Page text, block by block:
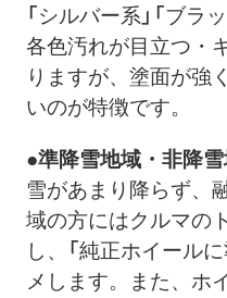
「シルバー系」「ブラ
各色汚れが目立つ・
りますが、塗面が強
いのが特徴です。
●準降雪地域・非降
雪があまり降らず、
域の方にはクルマの
し、「純正ホイール
メします。また、ホ